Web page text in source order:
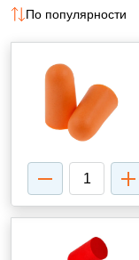
По популярности